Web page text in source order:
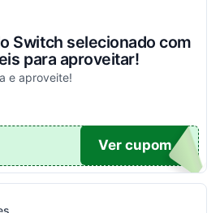
Switch selecionado com
para aproveitar!
e aproveite!
O100
Ver cupom